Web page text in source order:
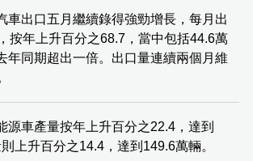
車出口五月繼續錄得強勁增長，每月出
按年上升百分之68.7，當中包括44.6萬
年同期超出一倍。出口量連續兩個月維
源車產量按年上升百分之22.4，達到
上升百分之14.4，達到149.6萬輛。